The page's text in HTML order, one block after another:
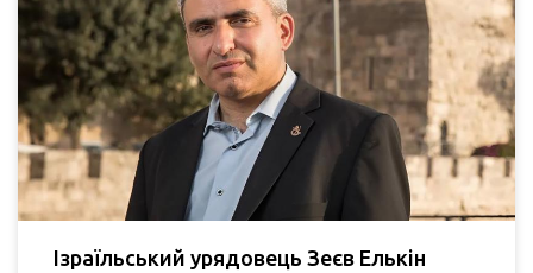
Ізраїльський урядовець Зеєв Елькін